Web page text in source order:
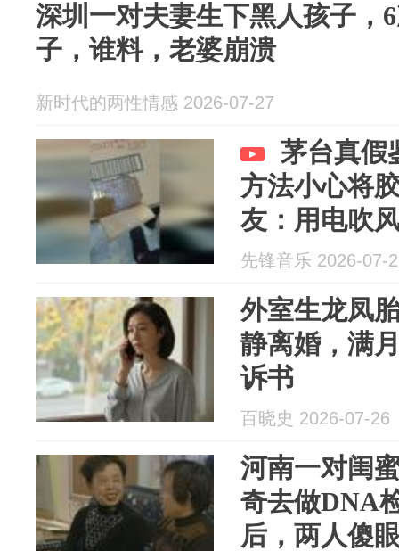
深圳一对夫妻生下黑人孩子，
子，谁料，老婆崩溃
新时代的两性情感 2026-07-27
茅台真假
方法小心将
友：用电吹
先锋音乐 2026-07-
外室生龙凤
静离婚，满
诉书
百晓史 2026-07-26
河南一对闺
奇去做DNA
后，两人傻